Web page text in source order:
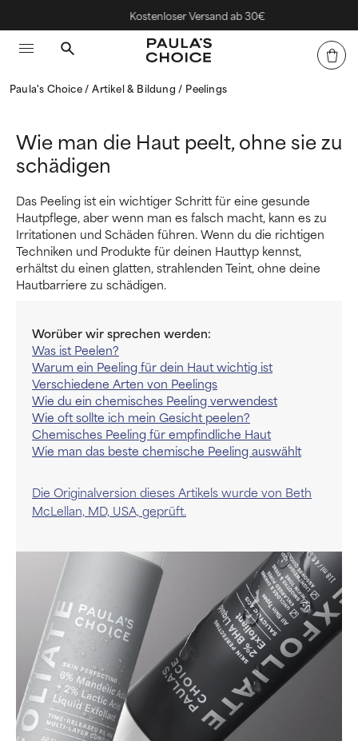
Kostenloser Versand ab 30€
Paula's Choice Artikel & Bildung Peelings
Wie man die Haut peelt, ohne sie zu
schädigen
Das Peeling ist ein wichtiger Schritt für eine gesunde
Hautpflege, aber wenn man es falsch macht, kann es zu
Irritationen und Schäden führen. Wenn du die richtigen
Techniken und Produkte für deinen Hauttyp kennst,
erhältst du einen glatten, strahlenden Teint, ohne deine
Hautbarriere zu schädigen.
Worüber wir sprechen werden:
Was ist Peelen?
Warum ein Peeling für dein Haut wichtig ist
Verschiedene Arten von Peelings
Wie du ein chemisches Peeling verwendest
Wie oft sollte ich mein Gesicht peelen?
Chemisches Peeling für empfindliche Haut
Wie man das beste chemische Peeling auswählt
Die Originalversion dieses Artikels wurde von Beth
McLellan, MD, USA, geprüft.